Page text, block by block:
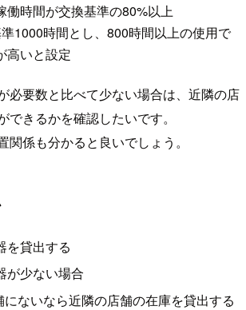
働時間が交換基準の80%以上
1000時間とし、800時間以上の使用で
高いと設定
必要数と比べて少ない場合は、近隣の店
できるかを確認したいです。
関係も分かると良いでしょう。
を貸出する
が少ない場合
にないなら近隣の店舗の在庫を貸出する